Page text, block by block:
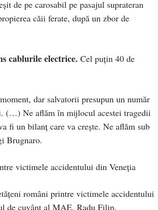
de pe carosabil pe pasajul suprateran
căii ferate, după un zbor de
cablurile electrice. Cel puţin 40 de
dar salvatorii presupun un număr
(…) Ne aflăm în mijlocul acestei tragedii
fi un bilanţ care va creşte. Ne aflăm sub
Brugnaro.
victimele accidentului din Veneţia
români printre victimele accidentului
de cuvânt al MAE, Radu Filip.